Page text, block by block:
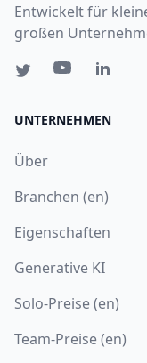
Entwickelt für
großen
UNTERNEHMEN
Über
Branchen (en)
Eigenschaften
Generative KI
Solo-Preise (en)
Team-Preise (en)